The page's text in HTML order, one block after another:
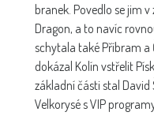
branek. Povedlo se jim
Dragon, a to navíc
schytala také Příbram a
dokázal Kolín vstřelit
základní části stal
Velkorysé s VIP